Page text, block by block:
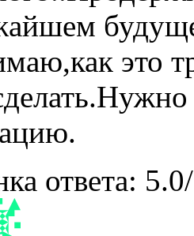
это
ответа: 5.0/